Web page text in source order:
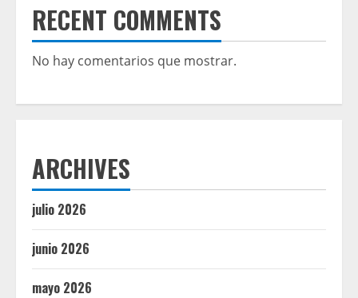
RECENT COMMENTS
No hay comentarios que mostrar.
ARCHIVES
julio 2026
junio 2026
mayo 2026